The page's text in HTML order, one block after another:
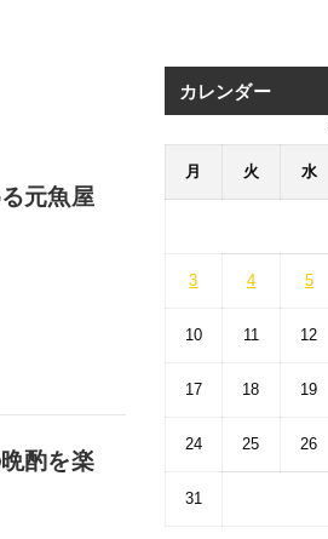
元魚屋
酌を楽
カレンダー
月 火 水
3 4 5
10 11 12
17 18 19
24 25 26
31